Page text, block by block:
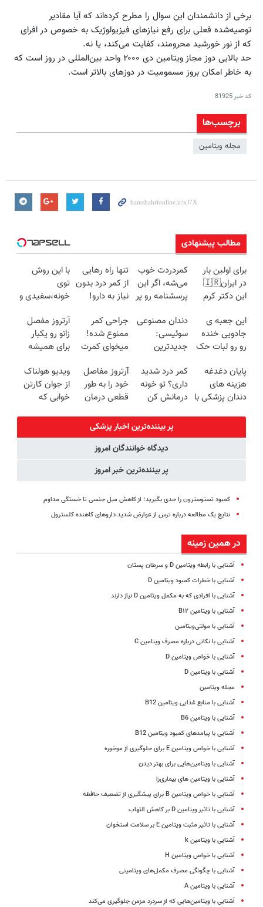
برخی از دانشمندان این سوال را مطرح کرده‌اند که آیا مقادیر
توصیه‌شده فعلی برای رفع نیازهای فیزیولوژیک به خصوص در افرای
که از نور خورشید محرومند،‌ کفایت می‌کند، یا نه.
حد بالایی دوز مجاز ویتامین دی ۲۰۰۰ واحد بین‌المللی در روز است که
به خاطر امکان بروز مسمومیت در دوزهای بالاتر است.
کد خبر81925
برچسب‌ها
مجله ویتامین
مطالب پیشنهادی
برای اولین بار
در ایران🇮🇷
این دکتر کرم
روزه ساخت!
کمردردت خوب
می‌شه، اگر این
پرسشنامه رو پر
تنها راه رهایی
از کمر درد بدون
نیاز به دارو!
با این روش
توی
خونه،سفیدی و
برگردون
(40%off)
این جعبه ی
جادویی خنده
رو رو لبات حک
خرید40%تخفیف
دندان مصنوعی
سوئیسی:
جدیدترین
سبک و مقاوم |
پرداخت قسطی
جراحی کمر
ممنوع شده!
میخوای کمرت
درمان کنی؟
((پرسش‌نامه))
آرتروز مفصل
زانو رو یکبار
برای همیشه
◗پرسش‌نامه◖
پایان دغدغه
هزینه های
دندان پزشکی با
کمر درد شدید
داری؟ تو خونه
درمانش کن
رو پرکن)
آرتروز مفاصل
خود را به طور
قطعی درمان
◗پرسش‌نامه◖
ویدیو هولناک
از جوان کارتن
خوابی که
پر بیننده‌ترین اخبار پزشکی
دیدگاه خوانندگان امروز
پر بیننده‌ترین خبر امروز
کمبود تستوسترون را جدی بگیرید؛ از کاهش میل جنسی تا خستگی مداوم
نتایج یک مطالعه درباره ترس از عوارض شدید داروهای کاهنده کلسترول
در همین زمینه
آشنایی با رابطه ویتامین D و سرطان پستان
آشنایی با خطرات کمبود ویتامین D
آشنایی با افرادی که به مکمل ویتامین D نیاز دارند
آشنایی با ویتامین B۱۲
آشنایی با مولتی‌ویتامین
آشنایی با نکاتی درباره مصرف ویتامین C
آشنایی با خواص ویتامین D
آشنایی با ویتامین D
مجله ویتامین
آشنایی با منابع غذایی ویتامین B12
آشنایی با ویتامین B6
آشنایی با پیامدهای کمبود ویتامین B12
آشنایی با خواص ویتامین E برای جلوگیری از موخوره
آشنایی با ویتامین‌هایی برای بهتر دیدن
آشنایی با ویتامین های بیماری‌زا
آشنایی با خواص ویتامین B برای پیشگیری از تضعیف حافظه
آشنایی با تاثیر ویتامین D بر کاهش التهاب
آشنایی با تاثیر مثبت ویتامین E بر سلامت استخوان
آشنایی با ویتامین k
آشنایی با خواص ویتامین H
آشنایی با چگونگی مصرف مکمل‌های ویتامینی
آشنایی با ویتامین A
آشنایی با ویتامین‌هایی که از سردرد مزمن جلوگیری می‌کند